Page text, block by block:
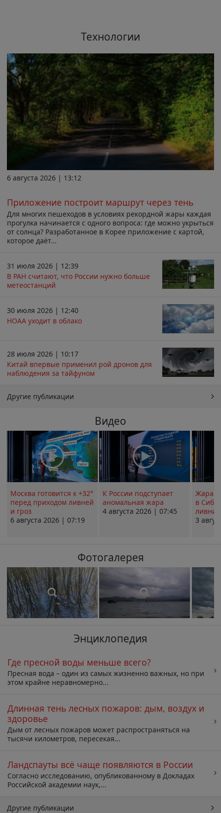
Технологии
6 августа 2026 | 13:12
Приложение построит маршрут через тень
Для многих пешеходов в условиях рекордной жары каждая
прогулка начинается с одного вопроса: где можно укрыться
от солнца? Разработанное в Корее приложение с картой,
которое даёт...
31 июля 2026 | 12:39
В РАН считают, что России нужно больше
метеостанций
30 июля 2026 | 12:40
НОАА уходит в облако
28 июля 2026 | 10:17
Китай впервые применил рой дронов для
наблюдения за тайфуном
Другие публикации
Видео
Москва готовится к +32°
перед приходом ливней
и гроз
6 августа 2026 | 07:19
К России подступает
аномальная жара
4 августа 2026 | 07:45
Жара в
в
ливни
3
Фотогалерея
Энциклопедия
Где пресной воды меньше всего?
Пресная вода – один из самых жизненно важных, но при
этом крайне неравномерно...
Длинная тень лесных пожаров: дым, воздух и
здоровье
Дым от лесных пожаров может распространяться на
тысячи километров, пересекая...
Ландспауты всё чаще появляются в России
Согласно исследованию, опубликованному в Докладах
Российской академии наук,...
Другие публикации